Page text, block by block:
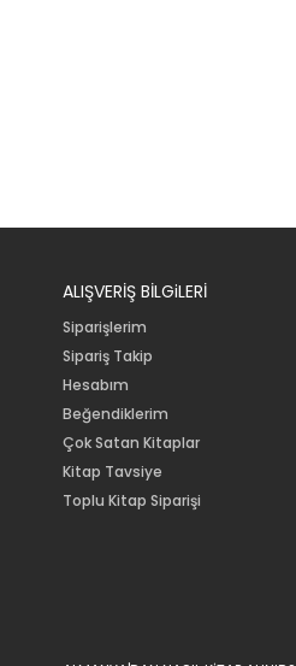
ALIŞVERİŞ BİLGiLERİ
Siparişlerim
Sipariş Takip
Hesabım
Beğendiklerim
Çok Satan Kitaplar
Kitap Tavsiye
Toplu Kitap Siparişi